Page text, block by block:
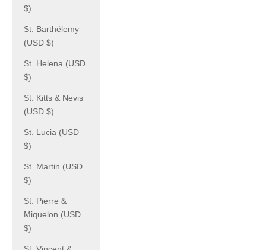
$)
St. Barthélemy
(USD $)
St. Helena (USD
$)
St. Kitts & Nevis
(USD $)
St. Lucia (USD
$)
St. Martin (USD
$)
St. Pierre &
Miquelon (USD
$)